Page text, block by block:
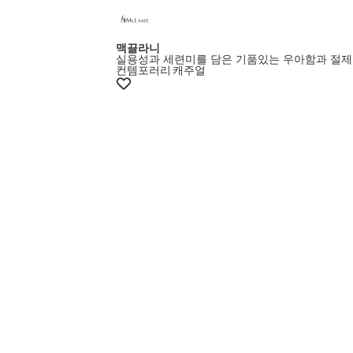
맥끌라니
실용성과 세련미를 담은 기품있는 우아함과 절
컨템포러리 캐주얼